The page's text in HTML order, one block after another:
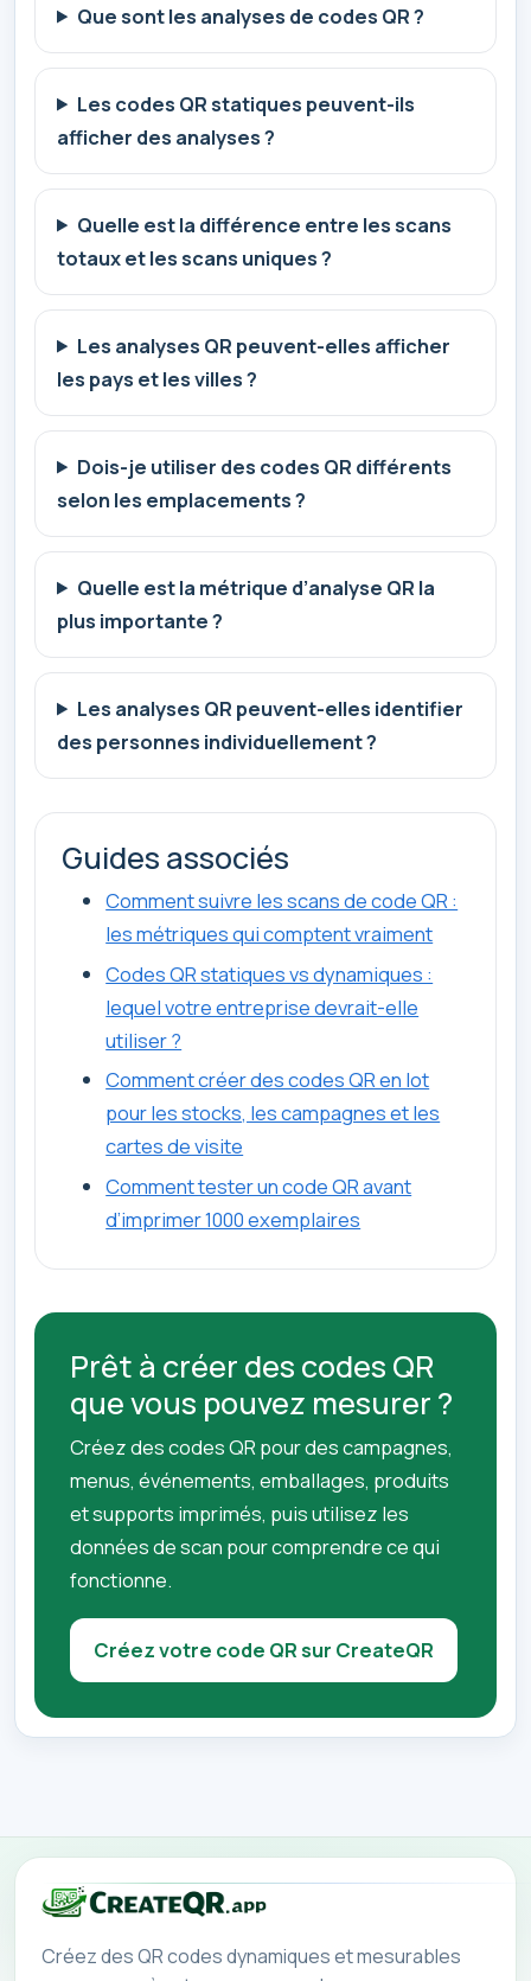
Que sont les analyses de codes QR ?
Les codes QR statiques peuvent-ils
afficher des analyses ?
Quelle est la différence entre les scans
totaux et les scans uniques ?
Les analyses QR peuvent-elles afficher
les pays et les villes ?
Dois-je utiliser des codes QR différents
selon les emplacements ?
Quelle est la métrique d’analyse QR la
plus importante ?
Les analyses QR peuvent-elles identifier
des personnes individuellement ?
Guides associés
Comment suivre les scans de code QR :
les métriques qui comptent vraiment
Codes QR statiques vs dynamiques :
lequel votre entreprise devrait-elle
utiliser ?
Comment créer des codes QR en lot
pour les stocks, les campagnes et les
cartes de visite
Comment tester un code QR avant
d’imprimer 1000 exemplaires
Prêt à créer des codes QR
que vous pouvez mesurer ?
Créez des codes QR pour des campagnes,
menus, événements, emballages, produits
et supports imprimés, puis utilisez les
données de scan pour comprendre ce qui
fonctionne.
Créez votre code QR sur CreateQR
Créez des QR codes dynamiques et mesurables